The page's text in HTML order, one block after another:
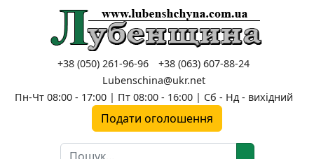
+38 (050) 261-96-96
+38 (063) 607-88-24
Lubenschina@ukr.net
Пн-Чт 08:00 - 17:00 | Пт 08:00 - 16:00 | Сб - Нд - вихідний
Подати оголошення
Пошук